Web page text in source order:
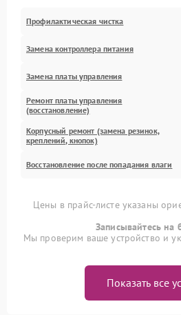
Профилактическая чистка
Замена контроллера питания
Замена платы управления
Ремонт платы управления
(восстановление)
Корпусный ремонт (замена резинок,
креплений, кнопок)
Восстановление после попадания влаги
Цены в прайс-листе указаны
Записывайтесь на
Мы проверим ваше устройство и
Показать все